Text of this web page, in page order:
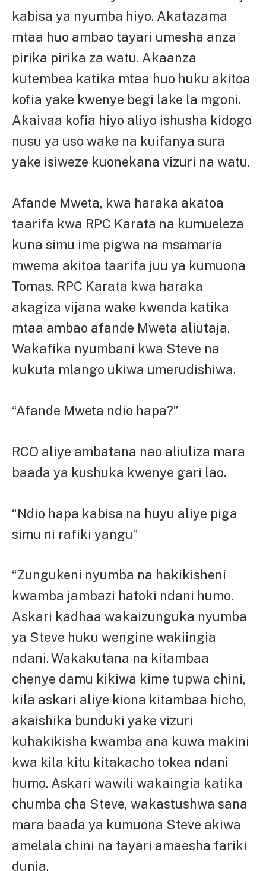
kabisa ya nyumba hiyo. Akatazama
mtaa huo ambao tayari umesha anza
pirika pirika za watu. Akaanza
kutembea katika mtaa huo huku akitoa
kofia yake kwenye begi lake la mgoni.
Akaivaa kofia hiyo aliyo ishusha kidogo
nusu ya uso wake na kuifanya sura
yake isiweze kuonekana vizuri na watu.
Afande Mweta, kwa haraka akatoa
taarifa kwa RPC Karata na kumueleza
kuna simu ime pigwa na msamaria
mwema akitoa taarifa juu ya kumuona
Tomas. RPC Karata kwa haraka
akagiza vijana wake kwenda katika
mtaa ambao afande Mweta aliutaja.
Wakafika nyumbani kwa Steve na
kukuta mlango ukiwa umerudishiwa.
“Afande Mweta ndio hapa?”
RCO aliye ambatana nao aliuliza mara
baada ya kushuka kwenye gari lao.
“Ndio hapa kabisa na huyu aliye piga
simu ni rafiki yangu”
“Zungukeni nyumba na hakikisheni
kwamba jambazi hatoki ndani humo.
Askari kadhaa wakaizunguka nyumba
ya Steve huku wengine wakiingia
ndani. Wakakutana na kitambaa
chenye damu kikiwa kime tupwa chini,
kila askari aliye kiona kitambaa hicho,
akaishika bunduki yake vizuri
kuhakikisha kwamba ana kuwa makini
kwa kila kitu kitakacho tokea ndani
humo. Askari wawili wakaingia katika
chumba cha Steve, wakastushwa sana
mara baada ya kumuona Steve akiwa
amelala chini na tayari amaesha fariki
dunia.